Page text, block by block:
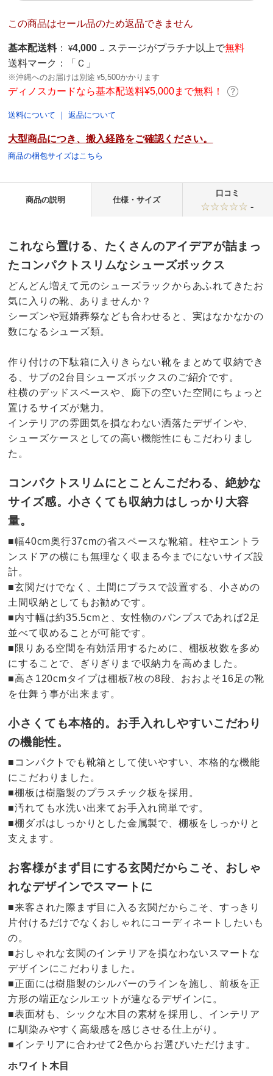
この商品はセール品のため返品できません
基本配送料 ： ¥4,000 → ステージがプラチナ以上で無料
送料マーク：
「Ｃ」
※沖縄へのお届けは別途 ¥5,500かかります
ディノスカードなら基本配送料¥5,000まで無料！
送料について ｜返品について
大型商品につき、搬入経路をご確認ください。
商品の梱包サイズはこちら
商品の説明 仕様・サイズ
口コミ
-
これなら置ける、たくさんのアイデアが詰まっ
たコンパクトスリムなシューズボックス
どんどん増えて元のシューズラックからあふれてきたお
気に入りの靴、ありませんか？
シーズンや冠婚葬祭なども合わせると、実はなかなかの
数になるシューズ類。
作り付けの下駄箱に入りきらない靴をまとめて収納でき
る、サブの2台目シューズボックスのご紹介です。
柱横のデッドスペースや、廊下の空いた空間にちょっと
置けるサイズが魅力。
インテリアの雰囲気を損なわない洒落たデザインや、
シューズケースとしての高い機能性にもこだわりまし
た。
コンパクトスリムにとことんこだわる、絶妙な
サイズ感。小さくても収納力はしっかり大容
量。
■幅40cm奥行37cmの省スペースな靴箱。柱やエントラ
ンスドアの横にも無理なく収まる今までにないサイズ設
計。
■玄関だけでなく、土間にプラスで設置する、小さめの
土間収納としてもお勧めです。
■内寸幅は約35.5cmと、女性物のパンプスであれば2足
並べて収めることが可能です。
■限りある空間を有効活用するために、棚板枚数を多め
にすることで、ぎりぎりまで収納力を高めました。
■高さ120cmタイプは棚板7枚の8段、おおよそ16足の靴
を仕舞う事が出来ます。
小さくても本格的。お手入れしやすいこだわり
の機能性。
■コンパクトでも靴箱として使いやすい、本格的な機能
にこだわりました。
■棚板は樹脂製のプラスチック板を採用。
■汚れても水洗い出来てお手入れ簡単です。
■棚ダボはしっかりとした金属製で、棚板をしっかりと
支えます。
お客様がまず目にする玄関だからこそ、おしゃ
れなデザインでスマートに
■来客された際まず目に入る玄関だからこそ、すっきり
片付けるだけでなくおしゃれにコーディネートしたいも
の。
■おしゃれな玄関のインテリアを損なわないスマートな
デザインにこだわりました。
■正面には樹脂製のシルバーのラインを施し、前板を正
方形の端正なシルエットが連なるデザインに。
■表面材も、シックな木目の素材を採用し、インテリア
に馴染みやすく高級感を感じさせる仕上がり。
■インテリアに合わせて2色からお選びいただけます。
ホワイト木目